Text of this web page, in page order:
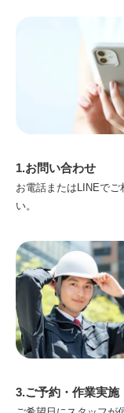
1.お問い合わせ
お電話またはLINEでご
い。
3.ご予約・作業実施